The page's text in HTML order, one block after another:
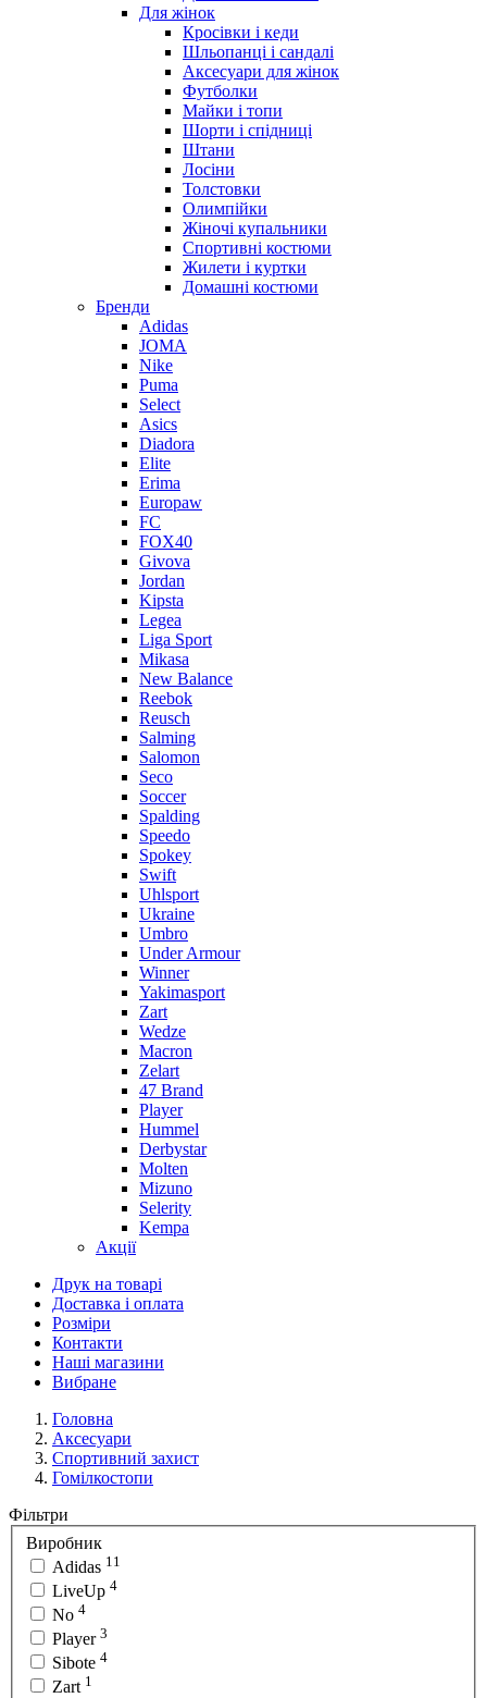
Для жінок
Кросівки і кеди
Шльопанці і сандалі
Аксесуари для жінок
Футболки
Майки і топи
Шорти і спідниці
Штани
Лосіни
Толстовки
Олимпійки
Жіночі купальники
Спортивні костюми
Жилети і куртки
Домашні костюми
Бренди
Adidas
JOMA
Nike
Puma
Select
Asics
Diadora
Elite
Erima
Europaw
FC
FOX40
Givova
Jordan
Kipsta
Legea
Liga Sport
Mikasa
New Balance
Reebok
Reusch
Salming
Salomon
Seco
Soccer
Spalding
Speedo
Spokey
Swift
Uhlsport
Ukraine
Umbro
Under Armour
Winner
Yakimasport
Zart
Wedze
Macron
Zelart
47 Brand
Player
Hummel
Derbystar
Molten
Mizuno
Selerity
Kempa
Акції
Друк на товарі
Доставка і оплата
Розміри
Контакти
Наші магазини
Вибране
Головна
Аксесуари
Спортивний захист
Гомілкостопи
Фільтри
Виробник
Adidas 11
LiveUp 4
No 4
Player 3
Sibote 4
Zart 1